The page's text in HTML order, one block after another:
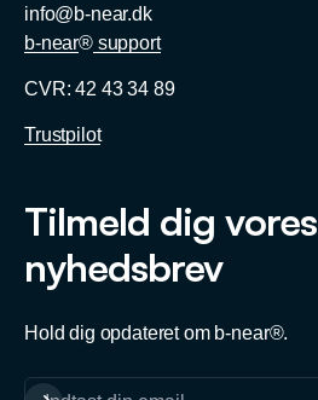
info@b-near.dk
b-near®support
CVR: 42 43 34 89
Trustpilot
Tilmeld dig vores
nyhedsbrev
Hold dig opdateret om b-near®.
Abonnér